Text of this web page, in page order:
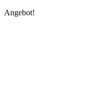
Angebot!